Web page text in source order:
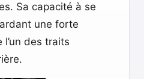
Sa capacité à se
une forte
des traits